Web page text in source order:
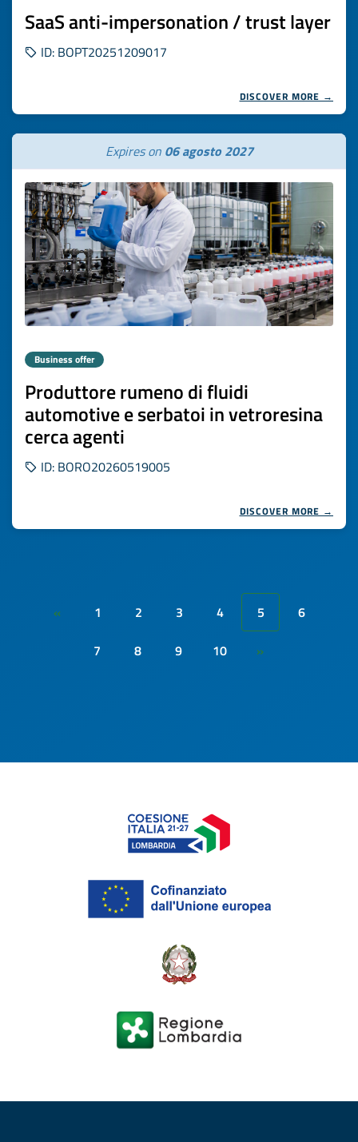
SaaS anti-impersonation / trust layer
ID: BOPT20251209017
DISCOVER MORE →
Expires on 06 agosto 2027
Business offer
Produttore rumeno di fluidi
automotive e serbatoi in vetroresina
cerca agenti
ID: BORO20260519005
DISCOVER MORE →
« 1 2 3 4 5
6
7
8 9 10 »